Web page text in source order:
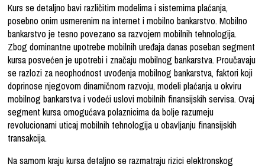
Kurs se detaljno bavi različitim modelima i sistemima plaćanja,
posebno onim usmerenim na internet i mobilno bankarstvo. Mobilno
bankarstvo je tesno povezano sa razvojem mobilnih tehnologija.
Zbog dominantne upotrebe mobilnih uređaja danas poseban segment
kursa posvećen je upotrebi i značaju mobilnog bankarstva. Proučavaju
se razlozi za neophodnost uvođenja mobilnog bankarstva, faktori koji
doprinose njegovom dinamičnom razvoju, modeli plaćanja u okviru
mobilnog bankarstva i vodeći uslovi mobilnih finansijskih servisa. Ovaj
segment kursa omogućava polaznicima da bolje razumeju
revolucionarni uticaj mobilnih tehnologija u obavljanju finansijskih
transakcija.
Na samom kraju kursa detaljno se razmatraju rizici elektronskog